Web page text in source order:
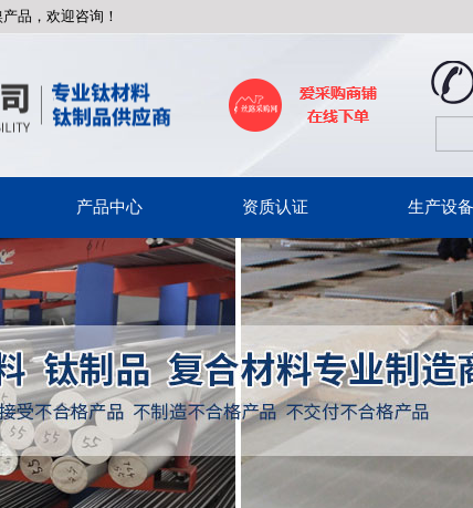
品，欢迎咨询！
产品中心 资质认证 生产设备